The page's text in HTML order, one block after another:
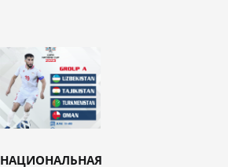
НАЦИОНАЛЬНАЯ